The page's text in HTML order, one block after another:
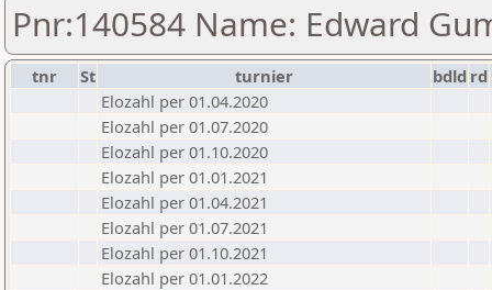
Pnr:140584 Name: Edward
tnr St turnier bdld rd
Elozahl per 01.04.2020
Elozahl per 01.07.2020
Elozahl per 01.10.2020
Elozahl per 01.01.2021
Elozahl per 01.04.2021
Elozahl per 01.07.2021
Elozahl per 01.10.2021
Elozahl per 01.01.2022